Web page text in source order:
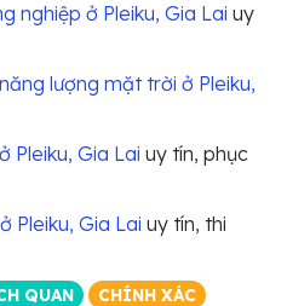
nghiệp ở Pleiku, Gia Lai uy
lượng mặt trời ở Pleiku,
Pleiku, Gia Lai uy tín, phục
Pleiku, Gia Lai uy tín, thi
QUAN CHÍNH XÁC